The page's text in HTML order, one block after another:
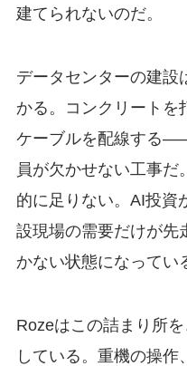
建てられないのだ。
データセンターの建設
かる。コンクリートを
ケーブルを配線する
員が欠かせない工事だ
的に足りない。AI投資
設現場の需要だけが先
かない状態になってい
Rozeはこの詰まり所
している。重機の操